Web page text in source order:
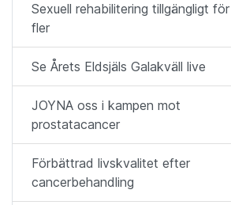
Sexuell rehabilitering tillgängligt för
fler
Se Årets Eldsjäls Galakväll live
JOYNA oss i kampen mot
prostatacancer
Förbättrad livskvalitet efter
cancerbehandling